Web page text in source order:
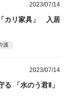
2023/07/14
カリ家具」 入居
護
2023/07/14
「水のう君Ⅱ」